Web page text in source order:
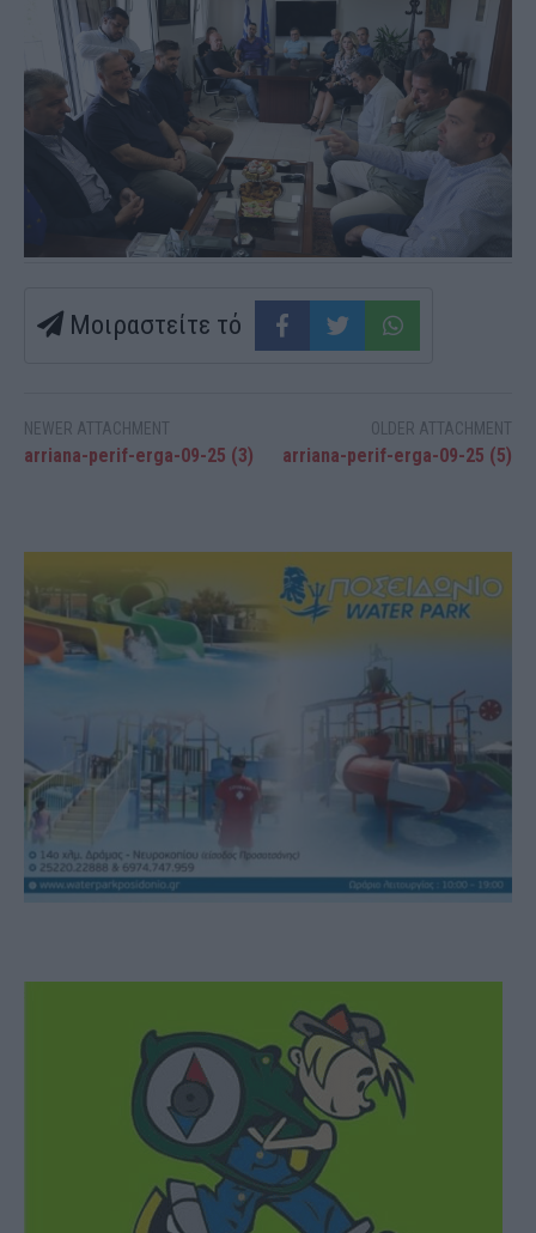
Μοιραστείτε τό
NEWER ATTACHMENT
arriana-perif-erga-09-25 (3)
OLDER ATTACHMENT
arriana-perif-erga-09-25 (5)